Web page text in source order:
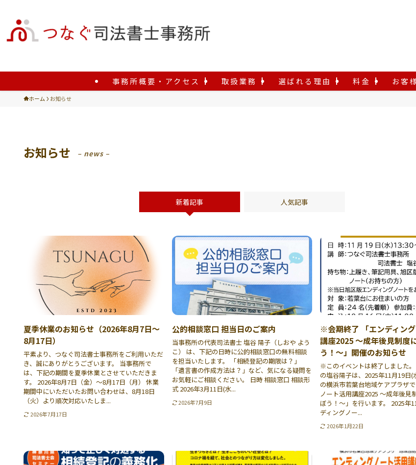
事務所概要・アクセス 取扱業務 選ばれる理由 料金 お客
ホーム お知らせ
お知らせ – news –
新着記事 人気記事
夏季休業のお知らせ（2026年8月7日〜
8月17日）
平素より、つなぐ司法書士事務所をご利用いただ
き、誠にありがとうございます。 当事務所で
は、下記の期間を夏季休業とさせていただきま
す。 2026年8月7日（金）〜8月17日（月） 休業
期間中にいただいたお問い合わせは、8月18日
（火）より順次対応いたしま...
2026年7月17日
公的相談窓口 担当日のご案内
当事務所の代表司法書士 塩谷 陽子（しおや よう
こ） は、下記の日時に公的相談窓口の無料相談
を担当いたします。 「相続登記の期限は？」
「遺言書の作成方法は？」など、気になる疑問を
お気軽にご相談ください。 日時 相談窓口 相談形
式 2026年3月11日(水...
2026年7月9日
※会期終了 「エンディン
講座2025 〜成年後見制度
う！〜」開催のお知らせ
※このイベントは終了しました
の塩谷陽子は、2025年11月19日(
の横浜市若葉台地域ケアプラザ
ノート活用講座2025 〜成年後見
ぼう！〜」を行います。 2025年
ディングノー...
2026年1月22日